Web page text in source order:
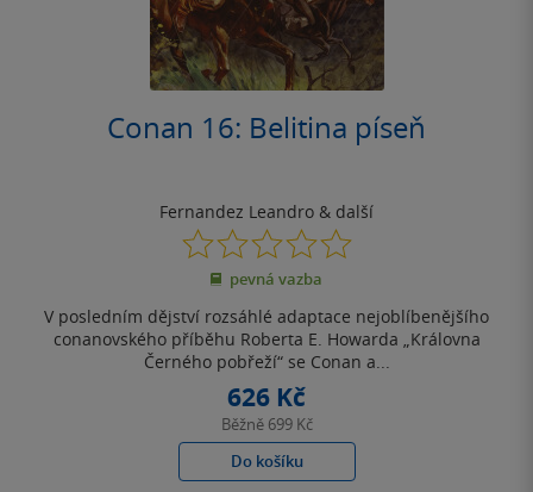
Conan 16: Belitina píseň
Fernandez Leandro & další
0.0
z
5
pevná vazba
V posledním dějství rozsáhlé adaptace nejoblíbenějšího
conanovského příběhu Roberta E. Howarda „Královna
Černého pobřeží“ se Conan a...
626 Kč
Běžně 699 Kč
Do košíku